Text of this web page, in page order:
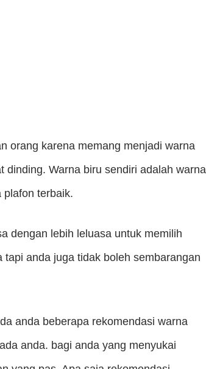
orang karena memang menjadi warna
dinding. Warna biru sendiri adalah warna
plafon terbaik.
dengan lebih leluasa untuk memilih
anda juga tidak boleh sembarangan
anda beberapa rekomendasi warna
anda. bagi anda yang menyukai